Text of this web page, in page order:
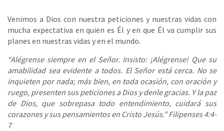
Venimos a Dios con nuestra peticiones y nuestras vidas con
mucha expectativa en quien es Él y en que Él va cumplir sus
planes en nuestras vidas y en el mundo.
“Alégrense siempre en el Señor. Insisto: ¡Alégrense! Que su
amabilidad sea evidente a todos. El Señor está cerca. No se
inquieten por nada; más bien, en toda ocasión, con oración y
ruego, presenten sus peticiones a Dios y denle gracias. Y la paz
de Dios, que sobrepasa todo entendimiento, cuidará sus
corazones y sus pensamientos en Cristo Jesús.” Filipenses 4:4-
7